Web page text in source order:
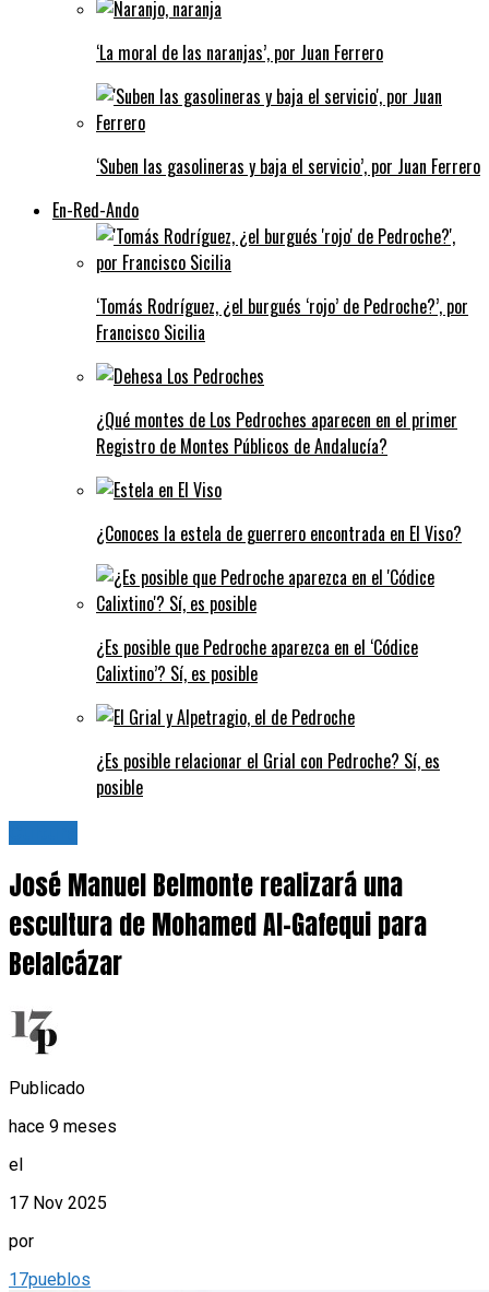
‘La moral de las naranjas’, por Juan Ferrero
‘Suben las gasolineras y baja el servicio’, por Juan Ferrero
En-Red-Ando
‘Tomás Rodríguez, ¿el burgués ‘rojo’ de Pedroche?’, por
Francisco Sicilia
¿Qué montes de Los Pedroches aparecen en el primer
Registro de Montes Públicos de Andalucía?
¿Conoces la estela de guerrero encontrada en El Viso?
¿Es posible que Pedroche aparezca en el ‘Códice
Calixtino’? Sí, es posible
¿Es posible relacionar el Grial con Pedroche? Sí, es
posible
José Manuel Belmonte realizará una
escultura de Mohamed Al-Gafequi para
Belalcázar
Publicado
hace 9 meses
el
17 Nov 2025
por
17pueblos